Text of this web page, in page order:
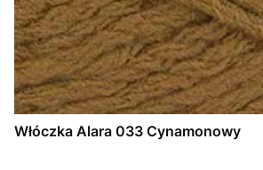
Włóczka Alara 033 Cynamonowy